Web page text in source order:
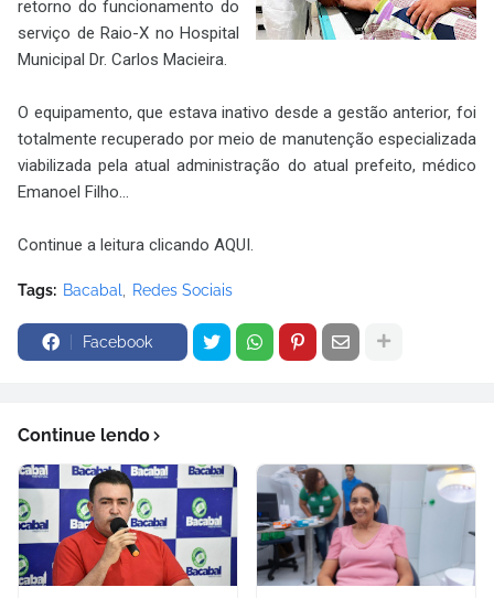
retorno do funcionamento do
serviço de Raio-X no Hospital
Municipal Dr. Carlos Macieira.
O equipamento, que estava inativo desde a gestão anterior, foi
totalmente recuperado por meio de manutenção especializada
viabilizada pela atual administração do atual prefeito, médico
Emanoel Filho...
Continue a leitura clicando AQUI.
Tags: Bacabal Redes Sociais
Facebook
Continue lendo